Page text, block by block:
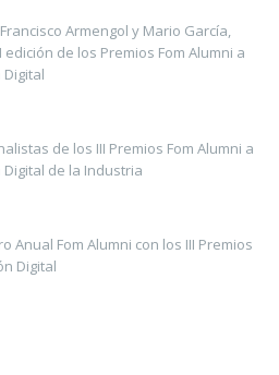
Armengol y Mario García,
de los Premios Fom Alumni a
de los III Premios Fom Alumni a
de la Industria
Anual Fom Alumni con los III Premios
Digital